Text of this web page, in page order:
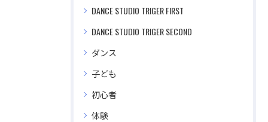
DANCE STUDIO TRIGER FIRST
DANCE STUDIO TRIGER SECOND
ダンス
子ども
初心者
体験